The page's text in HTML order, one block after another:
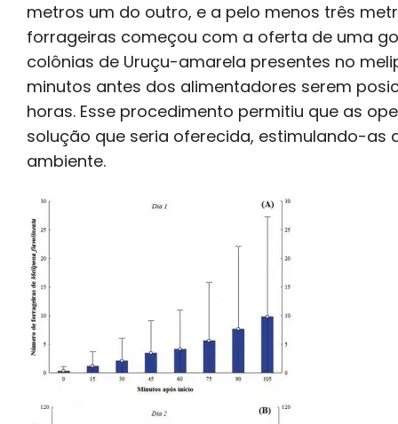
metros um do outro, e a pelo menos três
forrageiras começou com a oferta de uma
colônias de Uruçu-amarela presentes no
minutos antes dos alimentadores serem
horas. Esse procedimento permitiu que as
solução que seria oferecida, estimulando-
ambiente.